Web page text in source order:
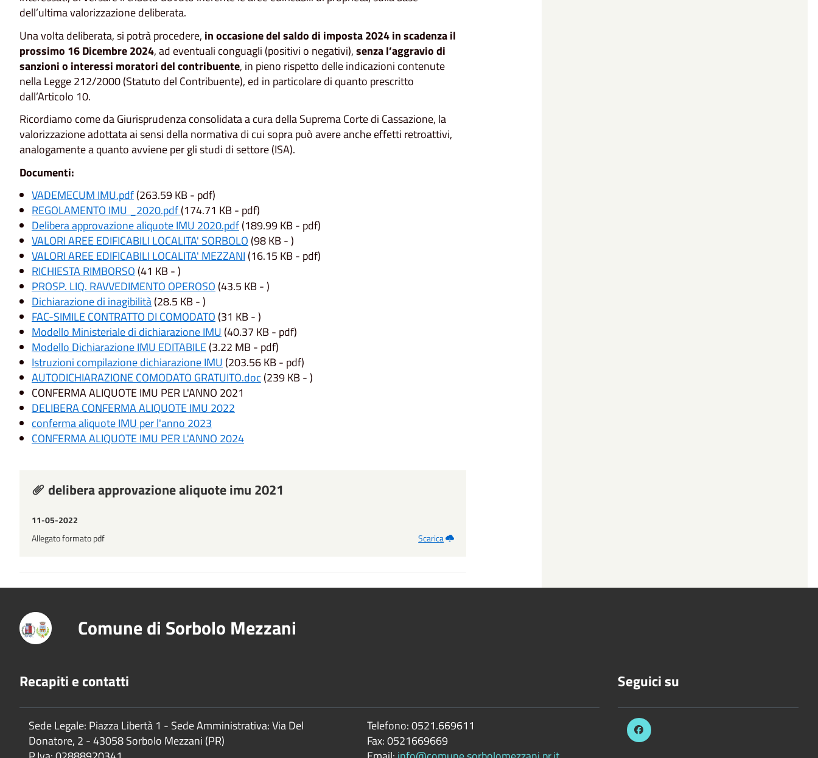
dell’ultima valorizzazione deliberata.
Una volta deliberata, si potrà procedere, in occasione del saldo di imposta 2024 in scadenza il
prossimo 16 Dicembre 2024, ad eventuali conguagli (positivi o negativi),senza l’aggravio di
sanzioni o interessi moratori del contribuente, in pieno rispetto delle indicazioni contenute
nella Legge 212/2000 (Statuto del Contribuente), ed in particolare di quanto prescritto
dall’Articolo 10.
Ricordiamo come da Giurisprudenza consolidata a cura della Suprema Corte di Cassazione, la
valorizzazione adottata ai sensi della normativa di cui sopra può avere anche effetti retroattivi,
analogamente a quanto avviene per gli studi di settore (ISA).
Documenti:
VADEMECUM IMU.pdf(263.59 KB - pdf)
REGOLAMENTO IMU _2020.pdf(174.71 KB - pdf)
Delibera approvazione aliquote IMU 2020.pdf(189.99 KB - pdf)
VALORI AREE EDIFICABILI LOCALITA' SORBOLO (98 KB - )
VALORI AREE EDIFICABILI LOCALITA' MEZZANI (16.15 KB - pdf)
RICHIESTA RIMBORSO (41 KB - )
PROSP. LIQ. RAVVEDIMENTO OPEROSO (43.5 KB - )
Dichiarazione di inagibilità(28.5 KB - )
FAC-SIMILE CONTRATTO DI COMODATO (31 KB - )
Modello Ministeriale di dichiarazione IMU (40.37 KB - pdf)
Modello Dichiarazione IMU EDITABILE(3.22 MB - pdf)
Istruzioni compilazione dichiarazione IMU (203.56 KB - pdf)
AUTODICHIARAZIONE COMODATO GRATUITO.doc(239 KB - )
CONFERMA ALIQUOTE IMU PER L'ANNO 2021
DELIBERA CONFERMA ALIQUOTE IMU 2022
conferma aliquote IMU per l'anno 2023
CONFERMA ALIQUOTE IMU PER L'ANNO 2024
delibera approvazione aliquote imu 2021
11-05-2022
Allegato formato pdf
Scarica
Comune di Sorbolo Mezzani
Recapiti e contatti
Sede Legale: Piazza Libertà 1 - Sede Amministrativa: Via Del
Donatore, 2 - 43058 Sorbolo Mezzani (PR)
Telefono:0521.669611
Fax:0521669669
Seguici su